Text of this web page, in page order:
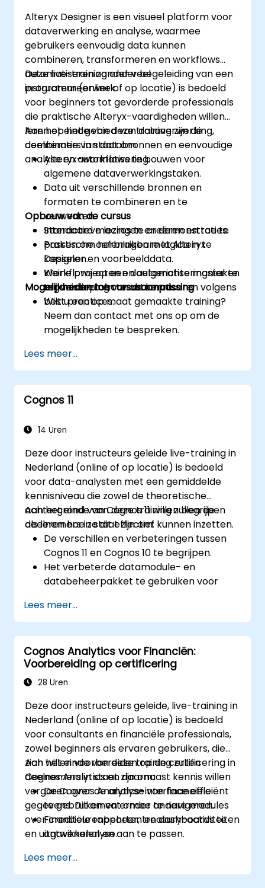
Alteryx Designer is een visueel platform voor
dataverwerking en analyse, waarmee
gebruikers eenvoudig data kunnen
combineren, transformeren en workflows
automatiseren zonder veel
programmeerwerk.
Deze live-training onder begeleiding van een
instructeur (online of op locatie) is bedoeld
voor beginners tot gevorderde professionals
die praktische Alteryx-vaardigheden willen
leren op het gebied van dataverwerking,
combinatie van databronnen en eenvoudige
analyse en automatisering.
Aan het einde van deze training zijn de
deelnemers in staat om:
Alteryx-workflows te bouwen voor
algemene dataverwerkingstaken.
Data uit verschillende bronnen en
formaten te combineren en te
verwerken.
Standaard macros te creëren en toe te
passen om herbruikbare logica in te
kapselen.
Workflows op een doelgerichte manier te
organiseren en te automatiseren volgens
best practices.
Opbouw van de cursus
Interactieve lezingen en demonstraties.
Praktische oefeningen met Alteryx
Designer en voorbeelddata.
Kleine projecten en automatiseringstaken
ter verdieping van de kennis.
Mogelijkheden tot cursusaanpassing
Wilt u een op maat gemaakte training?
Neem dan contact met ons op om de
mogelijkheden te bespreken.
Lees meer...
Cognos 11
14 Uren
Deze door instructeurs geleide live-training in
Nederland (online of op locatie) is bedoeld
voor data-analysten met een gemiddelde
kennisniveau die zowel de theoretische
achtergrond van Cognos 11 willen begrijpen
als leren hoe ze dit effectief kunnen inzetten.
Aan het einde van deze training zullen de
deelnemers in staat zijn om:
De verschillen en verbeteringen tussen
Cognos 11 en Cognos 10 te begrijpen.
Het verbeterde datamodule- en
databeheerpakket te gebruiken voor
Best practices toe te passen om een
soepele overgang naar Cognos 11 te
maken en deze optimaal te benutten.
Lees meer...
Cognos Analytics voor Financiën:
Voorbereiding op certificering
28 Uren
Deze door instructeurs geleide, live-training in
Nederland (online of op locatie) is bedoeld
voor consultants en financiële professionals,
zowel beginners als ervaren gebruikers, die
zich willen voorbereiden op de certificering in
Cognos Analytics en daarnaast kennis willen
vergaren over de analyse van financiële
gegevens. Dit omvat onder andere modules
over crediteurenbeheer, treasury-activiteiten
en uitgavenanalyse.
Aan het einde van deze training zullen
deelnemers in staat zijn om:
De Cognos Analytics-interface efficiënt
te gebruiken en ermee te navigeren.
Financiële rapporten en dashboards te
ontwikkelen en aan te passen.
optimaliseren.
Zich voor te bereiden op het certificatie-
Lees meer...